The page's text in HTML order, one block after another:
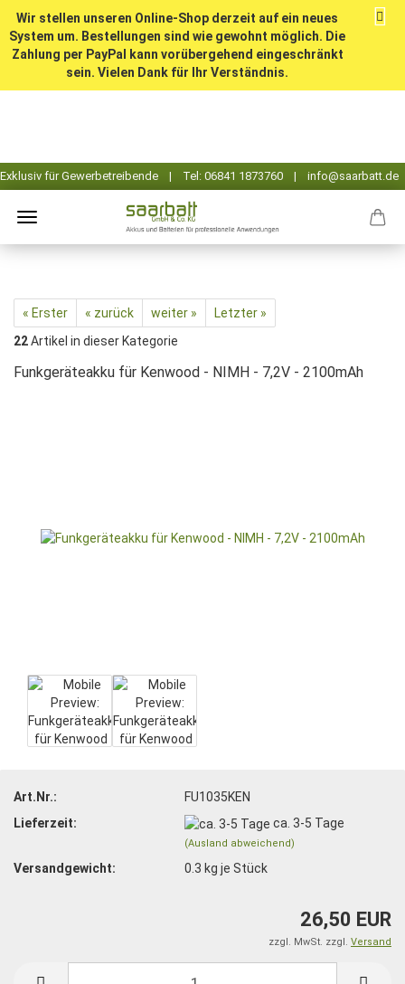
Wir stellen unseren Online-Shop derzeit auf ein neues
System um. Bestellungen sind wie gewohnt möglich. Die
Zahlung per PayPal kann vorübergehend eingeschränkt
sein. Vielen Dank für Ihr Verständnis.
« Erster « zurück weiter »
Letzter »
22Artikel in dieser Kategorie
Funkgeräteakku für Kenwood - NIMH - 7,2V - 2100mAh
Art.Nr.:
FU1035KEN
Lieferzeit:
ca. 3-5 Tage
(Ausland abweichend)
Versandgewicht: 0.3 kg je Stück
26,50 EUR
zzgl. MwSt. zzgl. Versand